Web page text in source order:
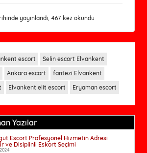
yayınlandı, 467 kez okundu
escort
Selin escort Elvankent
Ankara escort
fantezi Elvankent
Elvankent elit escort Eryaman escort
Yazılar
Escort Profesyonel Hizmetin Adresi
ve Disiplinli Eskort Seçimi